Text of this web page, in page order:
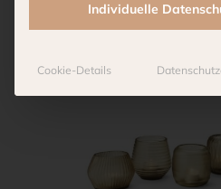
Weitere Produkte
Individuelle
Cookie-Details